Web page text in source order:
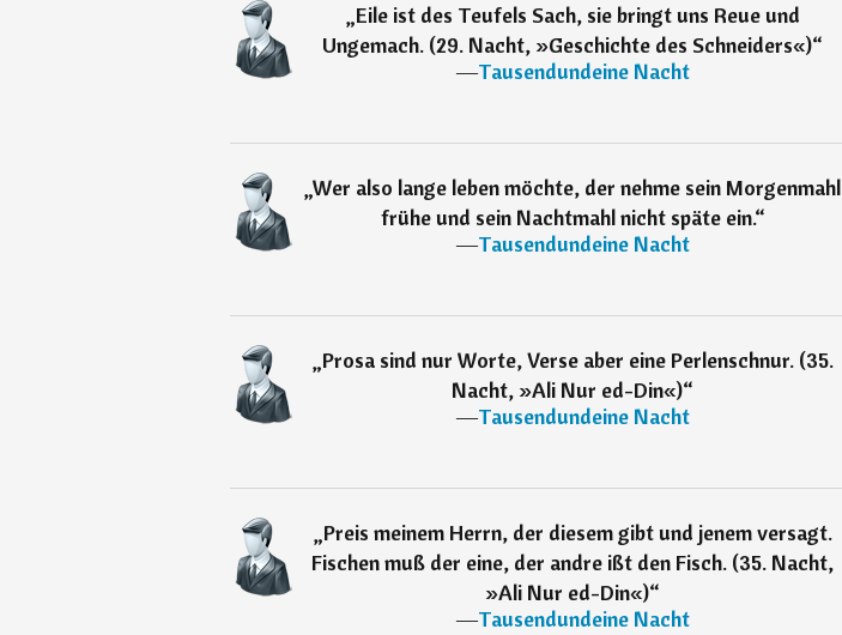
„Eile ist des Teufels Sach, sie bringt uns Reue und
Ungemach. (29. Nacht, »Geschichte des Schneiders«)“
―Tausendundeine Nacht
„Wer also lange leben möchte, der nehme sein Morgenmahl
frühe und sein Nachtmahl nicht späte ein.“
―Tausendundeine Nacht
„Prosa sind nur Worte, Verse aber eine Perlenschnur. (35.
Nacht, »Ali Nur ed-Din«)“
―Tausendundeine Nacht
„Preis meinem Herrn, der diesem gibt und jenem versagt.
Fischen muß der eine, der andre ißt den Fisch. (35. Nacht,
»Ali Nur ed-Din«)“
―Tausendundeine Nacht